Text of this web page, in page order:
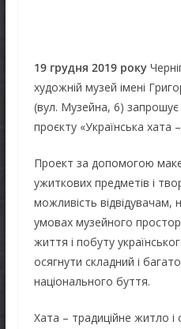
19 грудня 2019 року
художній музей імені
(вул. Музейна, 6) запрошує
проєкту «Українська хата
Проект за допомогою
ужиткових предметів і
можливість відвідувачам,
умовах музейного
життя і побуту
осягнути складний і
національного буття.
Хата – традиційне житло і